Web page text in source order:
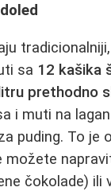
sa 12 kašika
prethodno
i muti na
puding. To je
možete
čokolade) ili